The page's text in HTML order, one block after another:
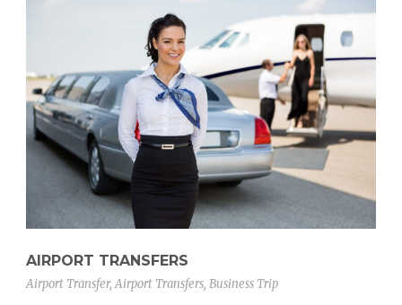
AIRPORT TRANSFERS
Airport Transfer, Airport Transfers, Business Trip